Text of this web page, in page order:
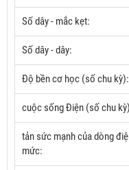
Số dây - mắc kẹt:
Số dây - dây:
Độ bền cơ học (số chu kỳ):
cuộc sống Điện (số chu
tản sức mạnh của dòng
mức: